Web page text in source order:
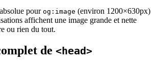
pour og:image (environ 1200×630px)
affichent une image grande et nette
ou rien du tout.
de <head>